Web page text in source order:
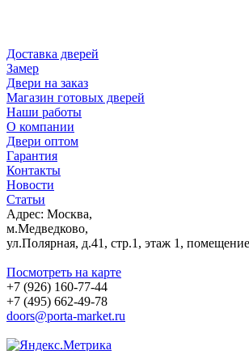
Доставка дверей
Замер
Двери на заказ
Магазин готовых дверей
Наши работы
О компании
Двери оптом
Гарантия
Контакты
Новости
Статьи
Адрес: Москва,
м.Медведково,
ул.Полярная, д.41, стр.1, этаж 1,
Посмотреть на карте
+7 (926) 160-77-44
+7 (495) 662-49-78
doors@porta-market.ru